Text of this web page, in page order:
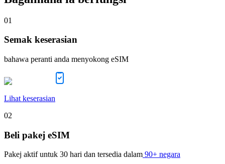
01
Semak keserasian
bahawa peranti anda menyokong eSIM
Lihat keserasian
02
Beli pakej eSIM
Pakej aktif untuk 30 hari dan tersedia dalam 90+ negara